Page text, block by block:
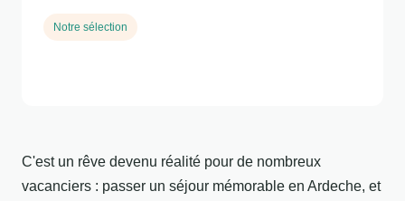
C'est un rêve devenu réalité pour de nombreux
vacanciers : passer un séjour mémorable en Ardeche, et
Notre sélection